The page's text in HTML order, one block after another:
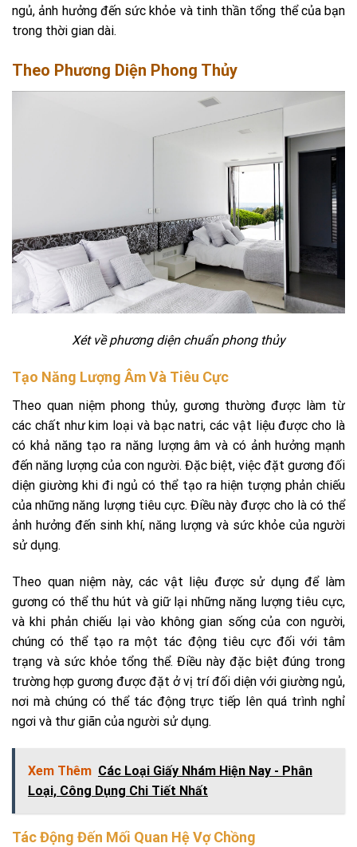
ngủ, ảnh hưởng đến sức khỏe và tinh thần tổng thể của bạn
trong thời gian dài.
Theo Phương Diện Phong Thủy
Xét về phương diện chuẩn phong thủy
Tạo Năng Lượng Âm Và Tiêu Cực
Theo quan niệm phong thủy, gương thường được làm từ
các chất như kim loại và bạc natri, các vật liệu được cho là
có khả năng tạo ra năng lượng âm và có ảnh hưởng mạnh
đến năng lượng của con người. Đặc biệt, việc đặt gương đối
diện giường khi đi ngủ có thể tạo ra hiện tượng phản chiếu
của những năng lượng tiêu cực. Điều này được cho là có thể
ảnh hưởng đến sinh khí, năng lượng và sức khỏe của người
sử dụng.
Theo quan niệm này, các vật liệu được sử dụng để làm
gương có thể thu hút và giữ lại những năng lượng tiêu cực,
và khi phản chiếu lại vào không gian sống của con người,
chúng có thể tạo ra một tác động tiêu cực đối với tâm
trạng và sức khỏe tổng thể. Điều này đặc biệt đúng trong
trường hợp gương được đặt ở vị trí đối diện với giường ngủ,
nơi mà chúng có thể tác động trực tiếp lên quá trình nghỉ
ngơi và thư giãn của người sử dụng.
Xem Thêm Các Loại Giấy Nhám Hiện Nay - Phân
Loại, Công Dụng Chi Tiết Nhất
Tác Động Đến Mối Quan Hệ Vợ Chồng